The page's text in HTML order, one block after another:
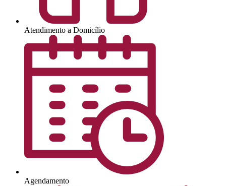
Atendimento a Domicílio
Agendamento